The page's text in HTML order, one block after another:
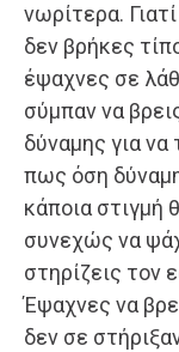
νωρίτερα.
δεν βρήκες
έψαχνες σε
σύμπαν να
δύναμης για
πως όση
κάποια στιγμή
συνεχώς να
στηρίζεις τον
Έψαχνες να
δεν σε